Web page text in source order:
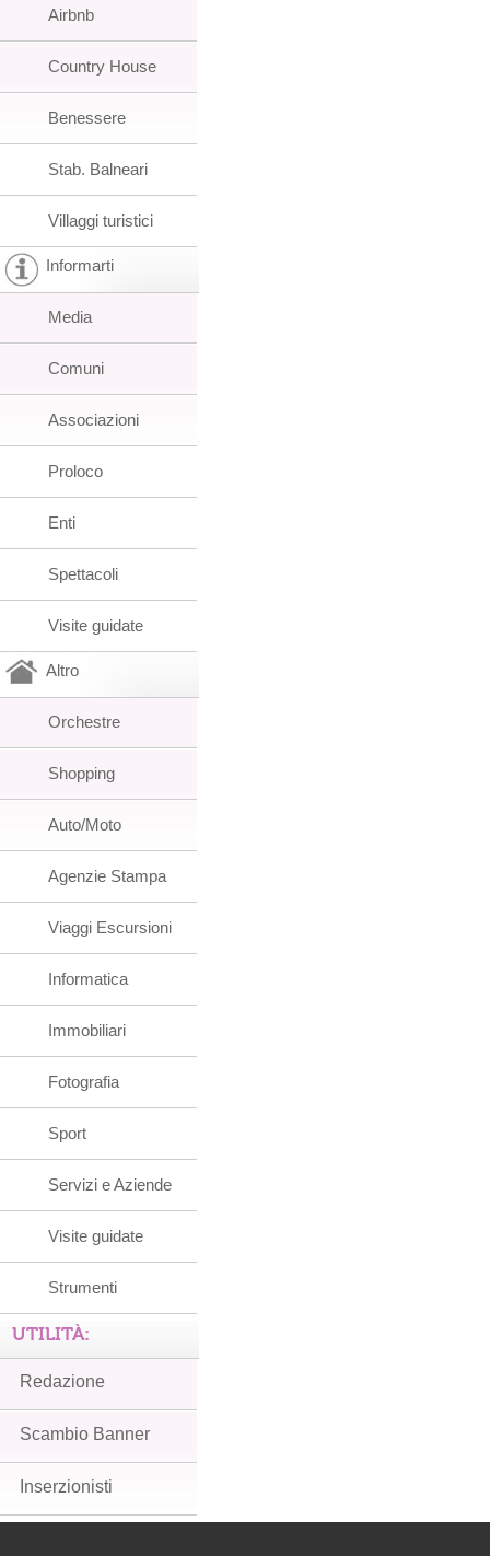
Airbnb
Country House
Benessere
Stab. Balneari
Villaggi turistici
Informarti
Media
Comuni
Associazioni
Proloco
Enti
Spettacoli
Visite guidate
Altro
Orchestre
Shopping
Auto/Moto
Agenzie Stampa
Viaggi Escursioni
Informatica
Immobiliari
Fotografia
Sport
Servizi e Aziende
Visite guidate
Strumenti
UTILITÀ:
Redazione
Scambio Banner
Inserzionisti